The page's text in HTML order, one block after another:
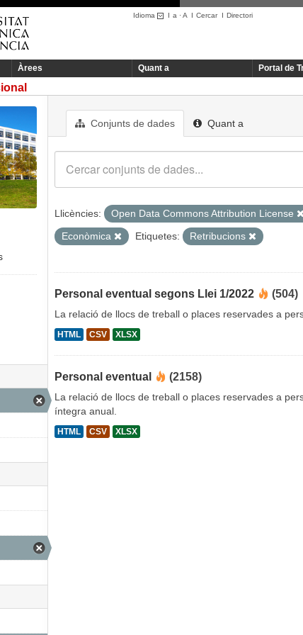
Idioma I a ·A I CercarI Directori
Àrees Quant a Portal de
Conjunts de dades Quant a
Llicències: Open Data Commons Attribution License
Econòmica
Etiquetes: Retribucions
Personal eventual segons Llei 1/2022 (504)
La relació de llocs de treball o places reservades a
HTML CSV XLSX
Personal eventual (2158)
La relació de llocs de treball o places reservades a
íntegra anual.
HTML CSV XLSX